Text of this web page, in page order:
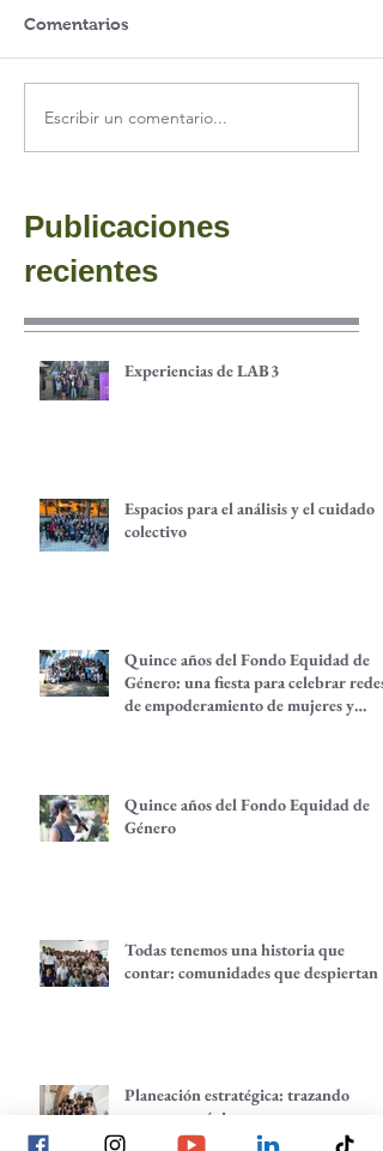
Comentarios
Escribir un comentario...
Publicaciones
recientes
Experiencias de LAB3
Espacios para el análisis y el cuidado
colectivo
Quince años del Fondo Equidad de
Género: una fiesta para celebrar redes
de empoderamiento de mujeres y
Quince años del Fondo Equidad de
Género
Todas tenemos una historia que
contar: comunidades que despiertan
Planeación estratégica: trazando
nuestros próximos pasos